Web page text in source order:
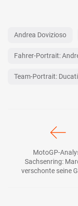
Andrea Dovizioso
Fahrer-Portrait:
Team-Portrait:
MotoGP-
Sachsenring:
verschonte seine